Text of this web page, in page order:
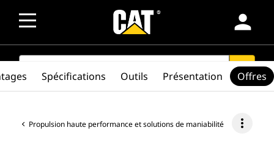
person
SEARCH search
Propulsion haute performance et solutions de maniabilité more_vert
Spécifications Outils Présentation Offres